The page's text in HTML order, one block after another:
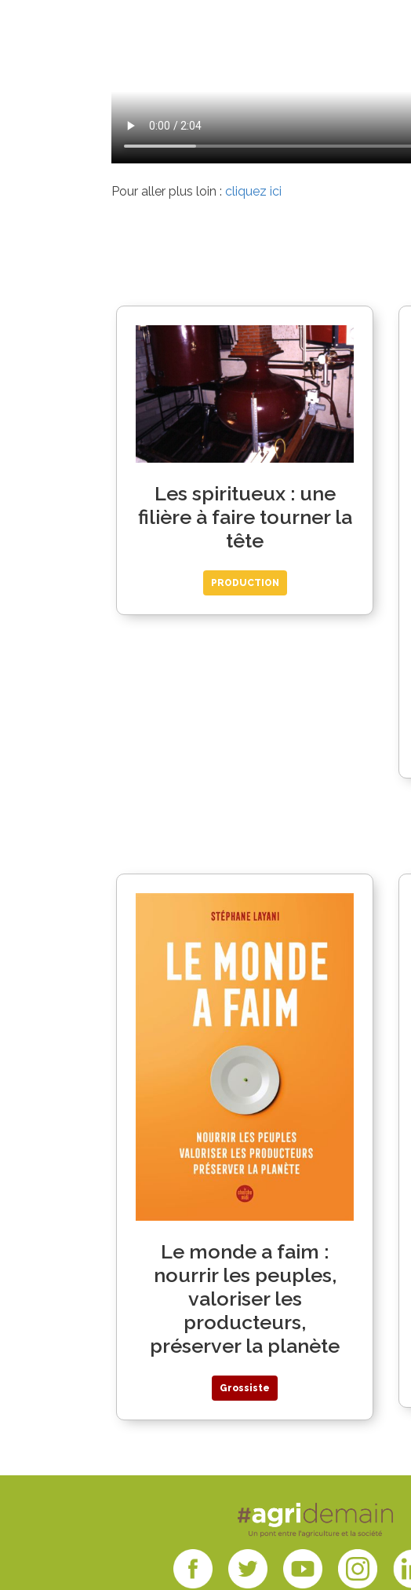
Pour aller plus loin : cliquez ici
Les spiritueux : une
filière à faire tourner la
tête
PRODUCTION
Le monde a faim :
nourrir les peuples,
valoriser les
producteurs,
préserver la planète
Grossiste